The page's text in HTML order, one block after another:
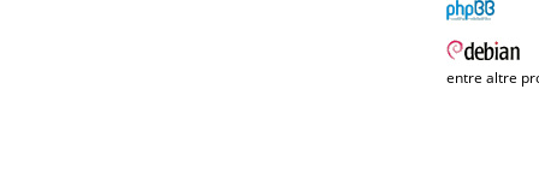
entre altre